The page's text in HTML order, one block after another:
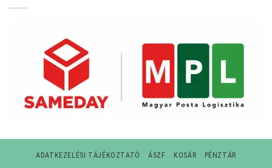
ADATKEZELÉSI TÁJÉKOZTATÓ ÁSZF KOSÁR PÉNZTÁR